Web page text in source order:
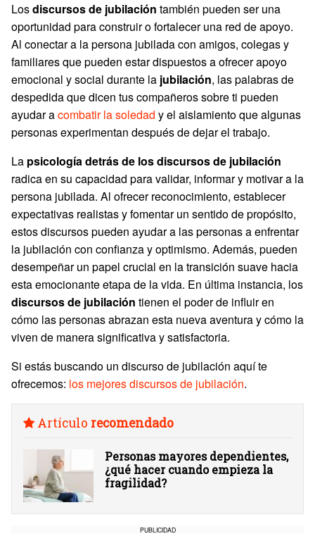
Losdiscursos de jubilación también pueden ser una
oportunidad para construir o fortalecer una red de apoyo.
Al conectar a la persona jubilada con amigos, colegas y
familiares que pueden estar dispuestos a ofrecer apoyo
emocional y social durante la jubilación, las palabras de
despedida que dicen tus compañeros sobre ti pueden
ayudar acombatir la soledad y el aislamiento que algunas
personas experimentan después de dejar el trabajo.
La psicología detrás de los discursos de jubilación
radica en su capacidad para validar, informar y motivar a la
persona jubilada. Al ofrecer reconocimiento, establecer
expectativas realistas y fomentar un sentido de propósito,
estos discursos pueden ayudar a las personas a enfrentar
la jubilación con confianza y optimismo. Además, pueden
desempeñar un papel crucial en la transición suave hacia
esta emocionante etapa de la vida. En última instancia, los
discursos de jubilación tienen el poder de influir en
cómo las personas abrazan esta nueva aventura y cómo la
viven de manera significativa y satisfactoria.
Si estás buscando un discurso de jubilación aquí te
ofrecemos: los mejores discursos de jubilación.
Artículo recomendado
Personas mayores dependientes,
¿qué hacer cuando empieza la
fragilidad?
PUBLICIDAD